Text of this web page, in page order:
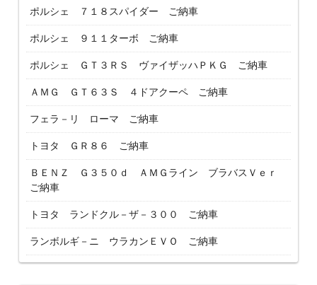
ポルシェ ７１８スパイダー ご納車
ポルシェ ９１１ターボ ご納車
ポルシェ ＧＴ３ＲＳ ヴァイザッハＰＫＧ ご納車
ＡＭＧ ＧＴ６３Ｓ ４ドアクーペ ご納車
フェラ－リ ローマ ご納車
トヨタ ＧＲ８６ ご納車
ＢＥＮＺ Ｇ３５０ｄ ＡＭＧライン ブラバスＶｅｒ
ご納車
トヨタ ランドクル－ザ－３００ ご納車
ランボルギ－ニ ウラカンＥＶＯ ご納車